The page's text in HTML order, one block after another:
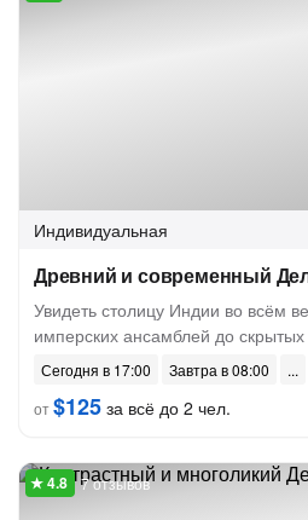
Индивидуальная
Древний и современный
Увидеть столицу Индии во всём
имперских ансамблей до
Сегодня в 17:00
Завтра в 08:00
от$125 за всё до 2 чел.
7 отзывов